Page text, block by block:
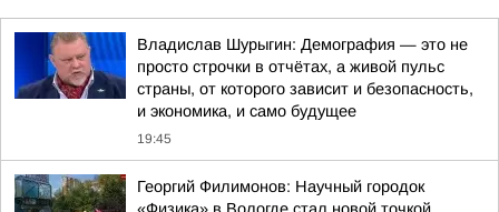
Владислав Шурыгин: Демография — это не
просто строчки в отчётах, а живой пульс
страны, от которого зависит и безопасность,
и экономика, и само будущее
19:45
Георгий Филимонов: Научный городок